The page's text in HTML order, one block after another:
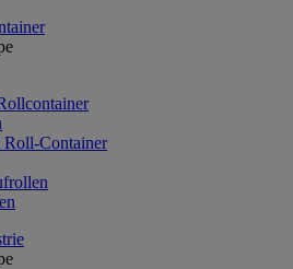
Roll-Container